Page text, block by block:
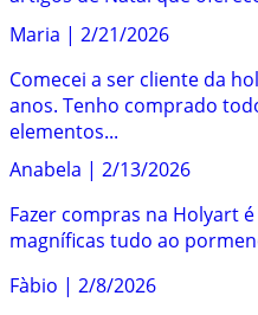
Maria | 2/21/2026
Comecei a ser cliente da
anos. Tenho comprado
elementos...
Anabela | 2/13/2026
Fazer compras na Holyart
magníficas tudo ao
Fàbio | 2/8/2026